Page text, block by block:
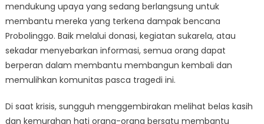
mendukung upaya yang sedang berlangsung untuk
membantu mereka yang terkena dampak bencana
Probolinggo. Baik melalui donasi, kegiatan sukarela, atau
sekadar menyebarkan informasi, semua orang dapat
berperan dalam membantu membangun kembali dan
memulihkan komunitas pasca tragedi ini.
Di saat krisis, sungguh menggembirakan melihat belas kasih
dan kemurahan hati orang-orang bersatu membantu